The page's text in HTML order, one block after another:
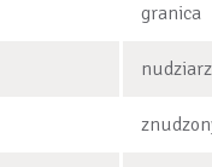
granica
nudziarz